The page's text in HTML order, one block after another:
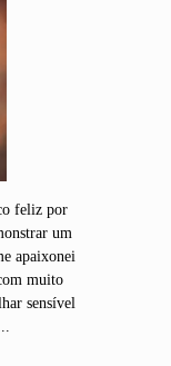
feliz por
um
apaixonei
muito
sensível